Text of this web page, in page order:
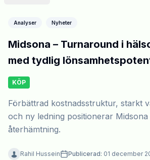
Analyser Nyheter
Midsona – Turnaround i
med tydlig
KÖP
Förbättrad kostnadsstruktur, starkt
och ny ledning positionerar
återhämtning.
Rahil Hussein Publicerad: 01 december